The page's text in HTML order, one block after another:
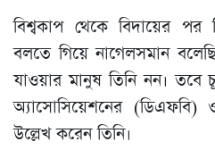
বিশ্বকাপ থেকে বিদায়ের পর
বলতে গিয়ে নাগেলসমান
যাওয়ার মানুষ তিনি নন। তবে
অ্যাসোসিয়েশনের
উল্লেখ করেন তিনি।